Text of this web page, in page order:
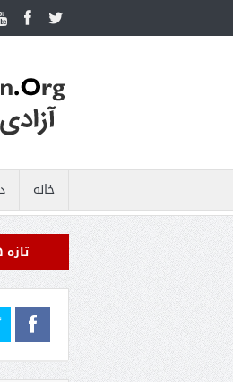
خانه
تازهرهگیری اهداف متخاصم در نزدیکی جزیره قشم
محاصره علیه رژیم ایران ادامه می‌دهیم